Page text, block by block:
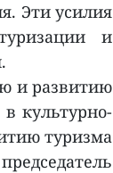
Эти усилия
и
и развитию
культурно-
туризма